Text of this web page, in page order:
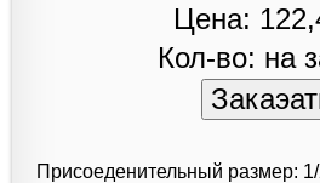
Цена:
Кол-во: на
Присоеденительный размер: